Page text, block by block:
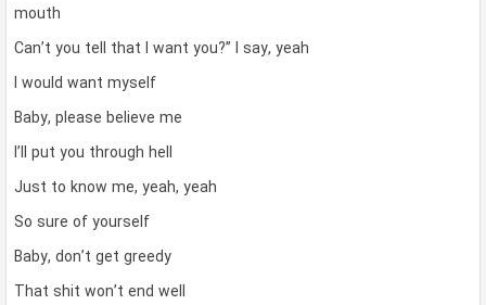
mouth
Can’t you tell that I want you?” I say, yeah
I would want myself
Baby, please believe me
I’ll put you through hell
Just to know me, yeah, yeah
So sure of yourself
Baby, don’t get greedy
That shit won’t end well